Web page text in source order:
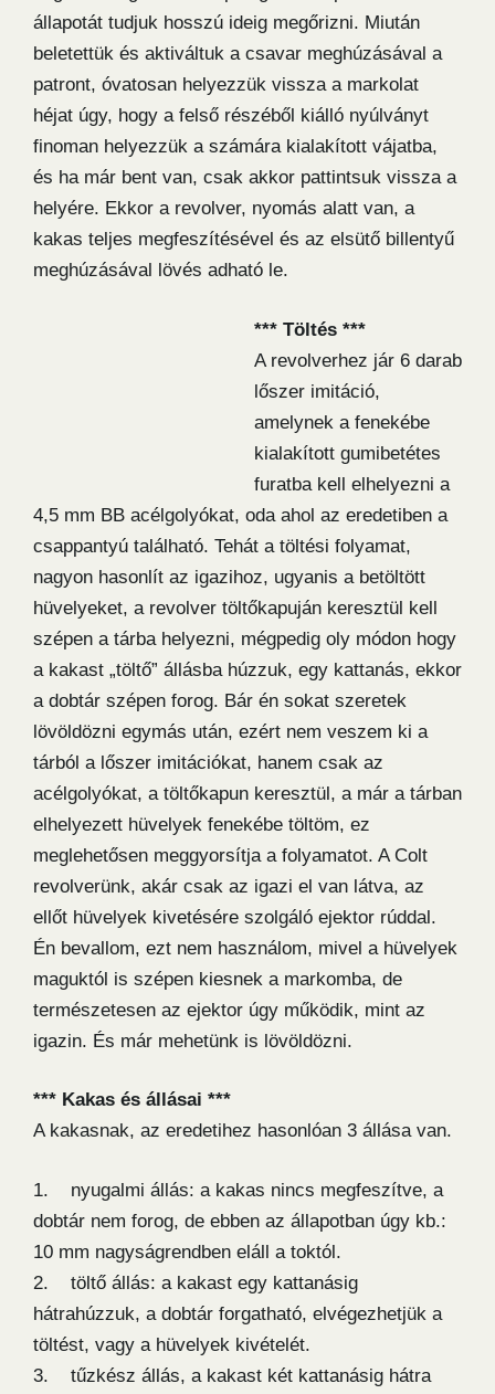
állapotát tudjuk hosszú ideig megőrizni. Miután
beletettük és aktiváltuk a csavar meghúzásával a
patront, óvatosan helyezzük vissza a markolat
héjat úgy, hogy a felső részéből kiálló nyúlványt
finoman helyezzük a számára kialakított vájatba,
és ha már bent van, csak akkor pattintsuk vissza a
helyére. Ekkor a revolver, nyomás alatt van, a
kakas teljes megfeszítésével és az elsütő billentyű
meghúzásával lövés adható le.
*** Töltés ***
A revolverhez jár 6 darab
lőszer imitáció,
amelynek a fenekébe
kialakított gumibetétes
furatba kell elhelyezni a
4,5 mm BB acélgolyókat, oda ahol az eredetiben a
csappantyú található. Tehát a töltési folyamat,
nagyon hasonlít az igazihoz, ugyanis a betöltött
hüvelyeket, a revolver töltőkapuján keresztül kell
szépen a tárba helyezni, mégpedig oly módon hogy
a kakast „töltő” állásba húzzuk, egy kattanás, ekkor
a dobtár szépen forog. Bár én sokat szeretek
lövöldözni egymás után, ezért nem veszem ki a
tárból a lőszer imitációkat, hanem csak az
acélgolyókat, a töltőkapun keresztül, a már a tárban
elhelyezett hüvelyek fenekébe töltöm, ez
meglehetősen meggyorsítja a folyamatot. A Colt
revolverünk, akár csak az igazi el van látva, az
ellőt hüvelyek kivetésére szolgáló ejektor rúddal.
Én bevallom, ezt nem használom, mivel a hüvelyek
maguktól is szépen kiesnek a markomba, de
természetesen az ejektor úgy működik, mint az
igazin. És már mehetünk is lövöldözni.
*** Kakas és állásai ***
A kakasnak, az eredetihez hasonlóan 3 állása van.
1. nyugalmi állás: a kakas nincs megfeszítve, a
dobtár nem forog, de ebben az állapotban úgy kb.:
10 mm nagyságrendben eláll a toktól.
2. töltő állás: a kakast egy kattanásig
hátrahúzzuk, a dobtár forgatható, elvégezhetjük a
töltést, vagy a hüvelyek kivételét.
3. tűzkész állás, a kakast két kattanásig hátra